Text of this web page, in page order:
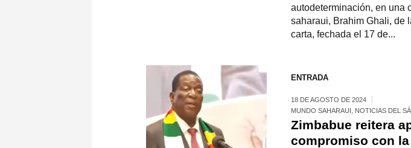
autodeterminación, en una
saharaui, Brahim Ghali, de
carta, fechada el 17 de...
ENTRADA
18 DE AGOSTO DE 2024
MUNDO SAHARAUI
NOTICIAS DEL
Zimbabue reitera
compromiso con